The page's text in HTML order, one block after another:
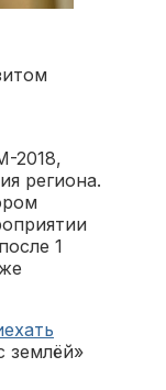
2018,
региона.
1
землёй»